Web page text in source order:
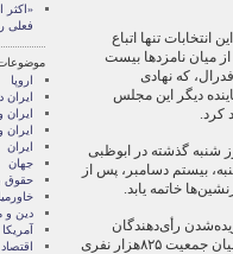
تنها اتباع
میان نامزدها بیست
که نهادی
دیگر این مجلس
کرد.
شنبه گذشته در ابوظبی
بیستم دسامبر، پس از
خاتمه یابد.
رأی‌دهندگان
به‌و‌‌‌‌‌سیله شیوخ امارات است. از میان جمعیت ۸۲۵هزار نفری
«اکثر
فعلی
اروپا
ايران
ايران
ايران
ایران
جهان
حقوق
دین و
آمریکا
اقتصاد